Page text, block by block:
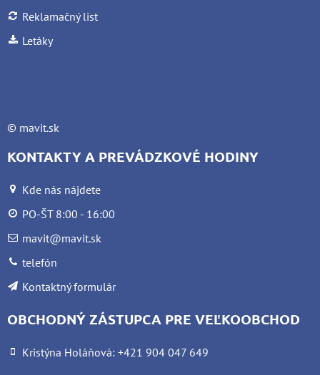
Reklamačný list
Letáky
© mavit.sk
KONTAKTY A PREVÁDZKOVÉ HODINY
Kde nás nájdete
PO-ŠT 8:00 - 16:00
mavit@mavit.sk
telefón
Kontaktný formulár
OBCHODNÝ ZÁSTUPCA PRE VEĽKOOBCHOD
Kristýna Holáňová: +421 904 047 649